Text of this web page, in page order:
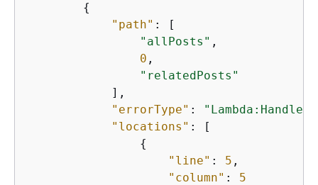
{
"path" : [
"allPosts" ,
0 ,
"relatedPosts"
            ],
"errorType" : "Lambda:Handled"
"locations" : [
{
"line" : 5 ,
"column" : 5